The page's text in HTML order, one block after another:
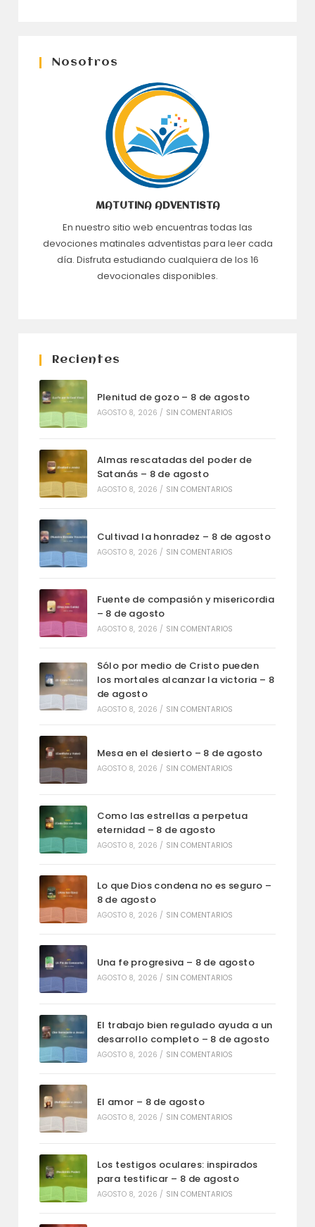
Nosotros
MATUTINA ADVENTISTA
En nuestro sitio web encuentras todas las
devociones matinales adventistas para leer cada
día. Disfruta estudiando cualquiera de los 16
devocionales disponibles.
Recientes
Plenitud de gozo – 8 de agosto
AGOSTO 8, 2026 / SIN COMENTARIOS
Almas rescatadas del poder de
Satanás – 8 de agosto
AGOSTO 8, 2026 / SIN COMENTARIOS
Cultivad la honradez – 8 de agosto
AGOSTO 8, 2026 / SIN COMENTARIOS
Fuente de compasión y misericordia
– 8 de agosto
AGOSTO 8, 2026 / SIN COMENTARIOS
Sólo por medio de Cristo pueden
los mortales alcanzar la victoria – 8
de agosto
AGOSTO 8, 2026 / SIN COMENTARIOS
Mesa en el desierto – 8 de agosto
AGOSTO 8, 2026 / SIN COMENTARIOS
Como las estrellas a perpetua
eternidad – 8 de agosto
AGOSTO 8, 2026 / SIN COMENTARIOS
Lo que Dios condena no es seguro –
8 de agosto
AGOSTO 8, 2026 / SIN COMENTARIOS
Una fe progresiva – 8 de agosto
AGOSTO 8, 2026 / SIN COMENTARIOS
El trabajo bien regulado ayuda a un
desarrollo completo – 8 de agosto
AGOSTO 8, 2026 / SIN COMENTARIOS
El amor – 8 de agosto
AGOSTO 8, 2026 / SIN COMENTARIOS
Los testigos oculares: inspirados
para testificar – 8 de agosto
AGOSTO 8, 2026 / SIN COMENTARIOS